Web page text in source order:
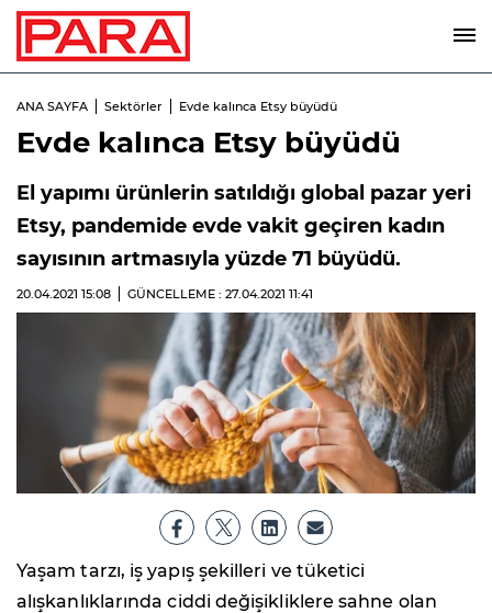
ANA SAYFA Sektörler Evde kalınca Etsy büyüdü
Evde kalınca Etsy büyüdü
El yapımı ürünlerin satıldığı global pazar yeri
Etsy, pandemide evde vakit geçiren kadın
sayısının artmasıyla yüzde 71 büyüdü.
20.04.2021 15:08 GÜNCELLEME : 27.04.2021 11:41
Yaşam tarzı, iş yapış şekilleri ve tüketici
alışkanlıklarında ciddi değişikliklere sahne olan